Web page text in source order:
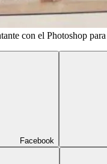
con el Photoshop
Facebook